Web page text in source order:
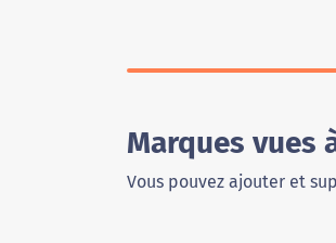
Marques vues
Vous pouvez ajouter et